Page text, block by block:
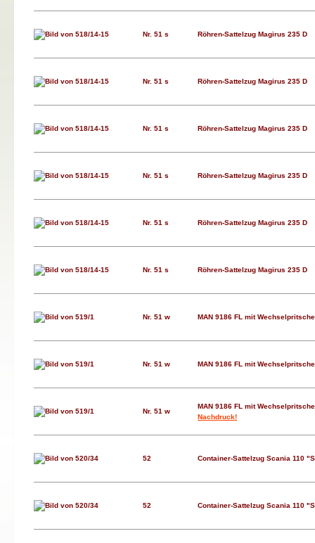
Nr. 51 s Röhren-Sattelzug Magirus 235 D
Nr. 51 s Röhren-Sattelzug Magirus 235 D
Nr. 51 s Röhren-Sattelzug Magirus 235 D
Nr. 51 s Röhren-Sattelzug Magirus 235 D
Nr. 51 s Röhren-Sattelzug Magirus 235 D
Nr. 51 s Röhren-Sattelzug Magirus 235 D
Nr. 51 w MAN 9186 FL mit
Nr. 51 w MAN 9186 FL mit
Nr. 51 w
MAN 9186 FL mit
Nachdruck!
52 Container-Sattelzug Scania 110
52 Container-Sattelzug Scania 110